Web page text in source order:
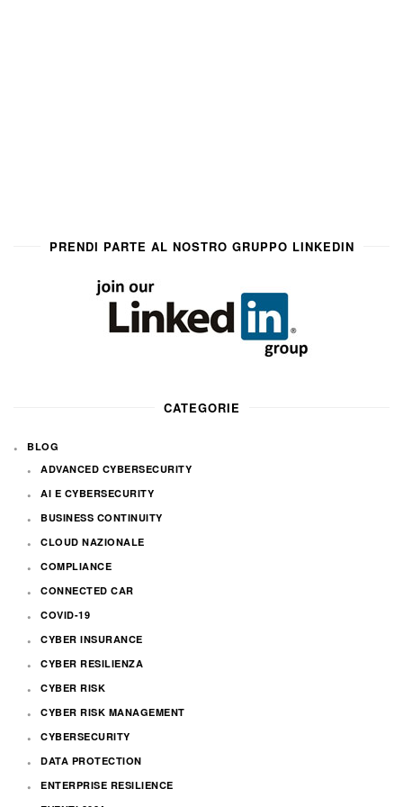
PRENDI PARTE AL NOSTRO GRUPPO LINKEDIN
CATEGORIE
BLOG
ADVANCED CYBERSECURITY
AI E CYBERSECURITY
BUSINESS CONTINUITY
CLOUD NAZIONALE
COMPLIANCE
CONNECTED CAR
COVID-19
CYBER INSURANCE
CYBER RESILIENZA
CYBER RISK
CYBER RISK MANAGEMENT
CYBERSECURITY
DATA PROTECTION
ENTERPRISE RESILIENCE